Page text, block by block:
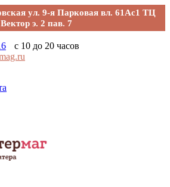
ул. 9-я Парковая вл. 61Ас1 ТЦ
Вектор э. 2 пав. 7
с 10 до 20 часов